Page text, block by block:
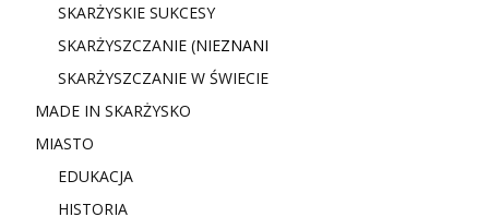
SKARŻYSKIE SUKCESY
SKARŻYSZCZANIE (NIEZNANI
SKARŻYSZCZANIE W ŚWIECIE
MADE IN SKARŻYSKO
MIASTO
EDUKACJA
HISTORIA